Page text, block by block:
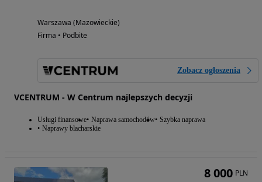
Warszawa (Mazowieckie)
Firma • Podbite
Zobacz ogłoszenia
VCENTRUM - W Centrum najlepszych decyzji
Usługi finansowe Naprawa samochodów Szybka naprawa
Naprawy blacharskie
8 000 PLN